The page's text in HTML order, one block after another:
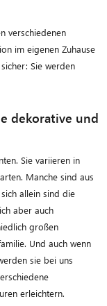
verschiedenen
im eigenen Zuhause
Sie werden
dekorative und
Sie variieren in
Manche sind aus
allein sind die
aber auch
großen
Und auch wenn
sie bei uns
erleichtern.